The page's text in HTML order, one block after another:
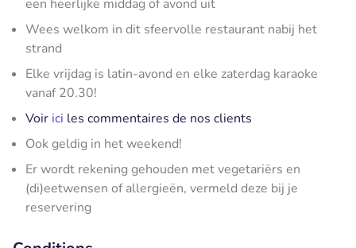
een heerlijke middag of avond uit
Wees welkom in dit sfeervolle restaurant nabij het
strand
Elke vrijdag is latin-avond en elke zaterdag karaoke
vanaf 20.30!
Voir ici les commentaires de nos clients
Ook geldig in het weekend!
Er wordt rekening gehouden met vegetariërs en
(di)eetwensen of allergieën, vermeld deze bij je
reservering